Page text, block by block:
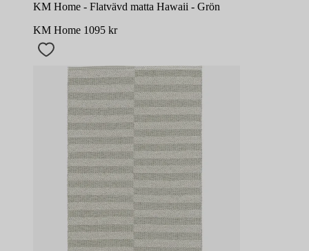
KM Home - Flatvävd matta Hawaii - Grön
KM Home 1095 kr